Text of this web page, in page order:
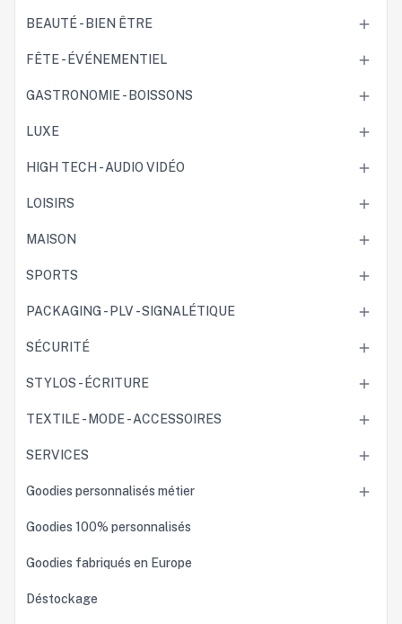
BEAUTÉ - BIEN ÊTRE 
FÊTE - ÉVÉNEMENTIEL 
GASTRONOMIE - BOISSONS 
LUXE 
HIGH TECH - AUDIO VIDÉO 
LOISIRS 
MAISON 
SPORTS 
PACKAGING - PLV - SIGNALÉTIQUE 
SÉCURITÉ 
STYLOS - ÉCRITURE 
TEXTILE - MODE - ACCESSOIRES 
SERVICES 
Goodies personnalisés métier 
Goodies 100% personnalisés
Goodies fabriqués en Europe
Déstockage